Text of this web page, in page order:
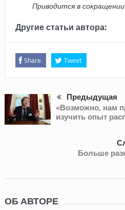
Приводится в
Другие статьи автора:
Share Tweet
Предыдущая
«Возможно, нам
изучить опыт
Больше
ОБ АВТОРЕ